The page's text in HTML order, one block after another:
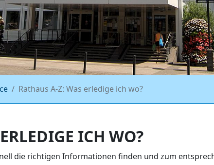
Rathaus A-Z: Was erledige ich wo?
ICH WO?
die richtigen Informationen finden und zum